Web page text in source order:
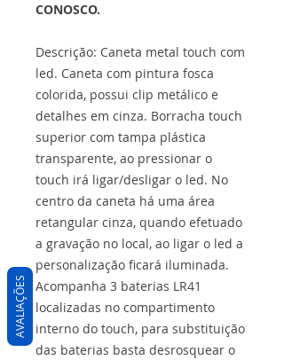
CONOSCO.
Descrição: Caneta metal touch com
led. Caneta com pintura fosca
colorida, possui clip metálico e
detalhes em cinza. Borracha touch
superior com tampa plástica
transparente, ao pressionar o
touch irá ligar/desligar o led. No
centro da caneta há uma área
retangular cinza, quando efetuado
a gravação no local, ao ligar o led a
personalização ficará iluminada.
Acompanha 3 baterias LR41
localizadas no compartimento
interno do touch, para substituição
das baterias basta desrosquear o
AVALIAÇÕES